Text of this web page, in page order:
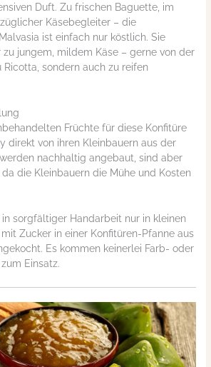
Duft. Zu frischen Baguette, im
Käsebegleiter – die
ist einfach nur köstlich. Sie
jungem, mildem Käse – gerne von der
sondern auch zu reifen
Früchte für diese Konfitüre
direkt von ihren Kleinbauern aus der
nachhaltig angebaut, sind aber
die Kleinbauern die Mühe und Kosten
in sorgfältiger Handarbeit nur in kleinen
Zucker in einer Konfitüren-Pfanne aus
Es kommen keinerlei Farb- oder
Einsatz.